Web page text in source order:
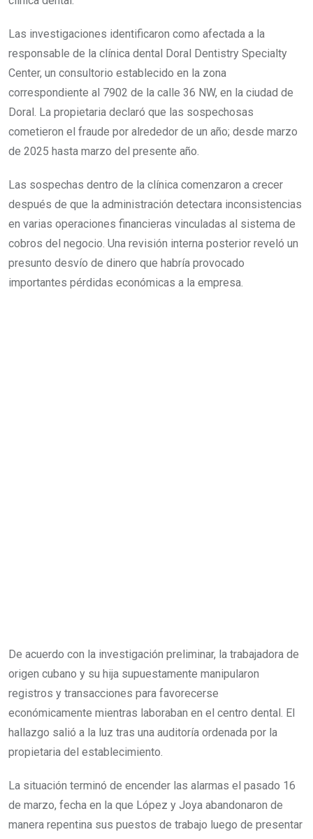
Las investigaciones identificaron como afectada a la
responsable de la clínica dental Doral Dentistry Specialty
Center, un consultorio establecido en la zona
correspondiente al 7902 de la calle 36 NW, en la ciudad de
Doral. La propietaria declaró que las sospechosas
cometieron el fraude por alrededor de un año; desde marzo
de 2025 hasta marzo del presente año.
Las sospechas dentro de la clínica comenzaron a crecer
después de que la administración detectara inconsistencias
en varias operaciones financieras vinculadas al sistema de
cobros del negocio. Una revisión interna posterior reveló un
presunto desvío de dinero que habría provocado
importantes pérdidas económicas a la empresa.
De acuerdo con la investigación preliminar, la trabajadora de
origen cubano y su hija supuestamente manipularon
registros y transacciones para favorecerse
económicamente mientras laboraban en el centro dental. El
hallazgo salió a la luz tras una auditoría ordenada por la
propietaria del establecimiento.
La situación terminó de encender las alarmas el pasado 16
de marzo, fecha en la que López y Joya abandonaron de
manera repentina sus puestos de trabajo luego de presentar